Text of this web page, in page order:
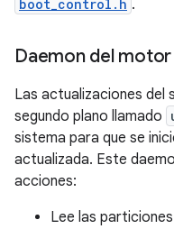
boot_control.h .
Daemon del
Las actualizaciones del
segundo plano llamado
sistema para que se
actualizada. Este
acciones:
Lee las